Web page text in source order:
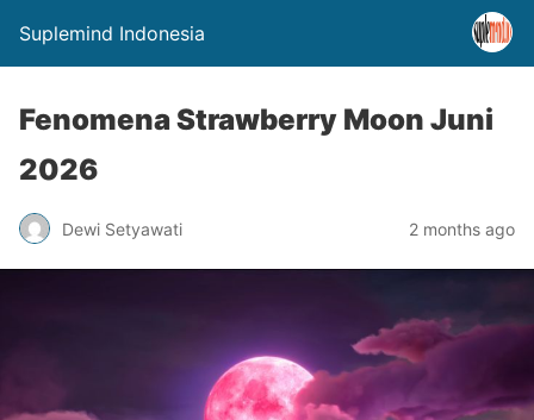
Suplemind Indonesia
Fenomena Strawberry Moon Juni
2026
Dewi Setyawati 2 months ago